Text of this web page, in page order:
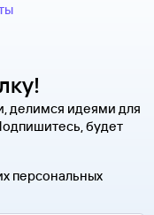
делимся идеями для
будет
персональных